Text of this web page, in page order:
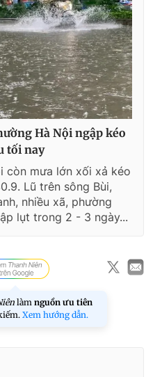
Hà Nội ngập kéo
tối nay
còn mưa lớn xối xả kéo
Lũ trên sông Bùi,
nhiều xã, phường
lụt trong 2 - 3 ngày...
làm nguồn ưu tiên
Xem hướng dẫn.